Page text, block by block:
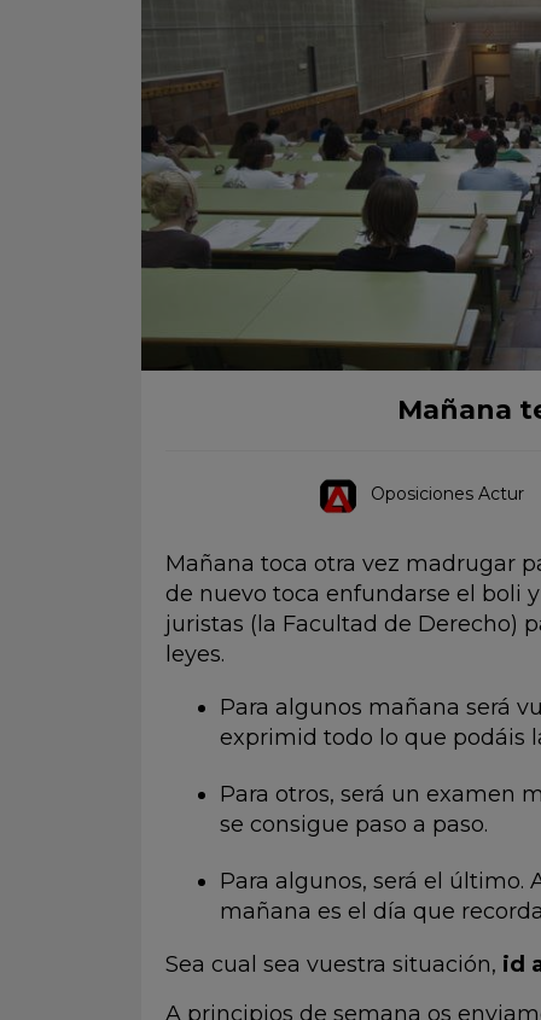
Mañana
Oposiciones Actur
Mañana toca otra vez madrugar
de nuevo toca enfundarse el boli
juristas (la Facultad de Derecho)
leyes.
Para algunos mañana será
exprimid todo lo que podáis
Para otros, será un examen
se consigue paso a paso.
Para algunos, será el último.
mañana es el día que
Sea cual sea vuestra situación, id
A principios de semana os